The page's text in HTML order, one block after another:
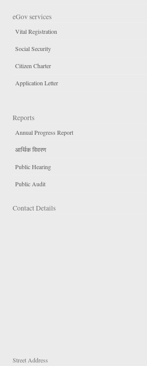
eGov services
Vital Registration
Social Security
Citizen Charter
Application Letter
Reports
Annual Progress Report
आर्थिक विवरण
Public Hearing
Public Audit
Contact Details
Street Address